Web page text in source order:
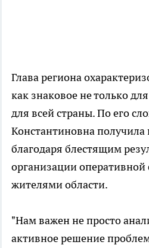
Глава региона
как знаковое не только
для всей страны. По его
Константиновна
благодаря блестящим
организации оперативной
жителями области.
"Нам важен не просто
активное решение